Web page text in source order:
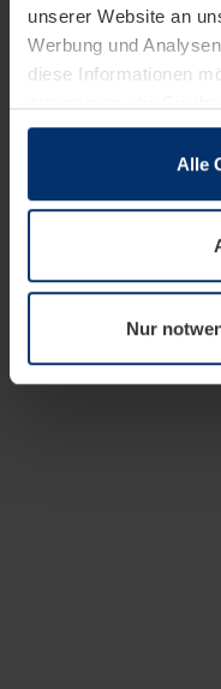
unserer Website an
Werbung und
diese Informationen
sie im Rahmen Ihrer
wenn diese für den
notwendig sind. Für
wir Ihre Erlaubnis.
widerrufen.
Alle
Nur